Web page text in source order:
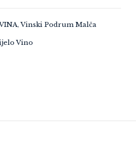
,Vinski Podrum Malča
Vino